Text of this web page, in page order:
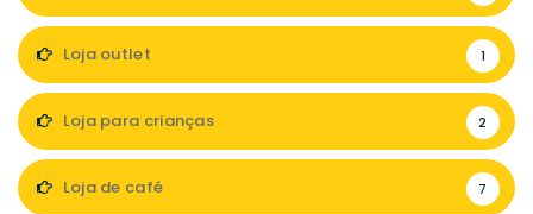
Loja outlet 1
Loja para crianças 2
Loja de café 7